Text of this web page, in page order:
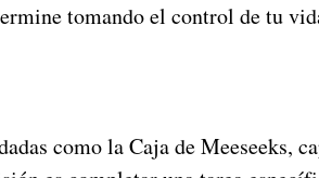
tomando el control de tu
como la Caja de Meeseeks,